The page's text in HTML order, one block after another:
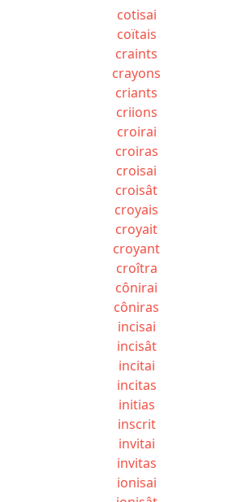
cotisai
coïtais
craints
crayons
criants
criions
croirai
croiras
croisai
croisât
croyais
croyait
croyant
croîtra
cônirai
côniras
incisai
incisât
incitai
incitas
initias
inscrit
invitai
invitas
ionisai